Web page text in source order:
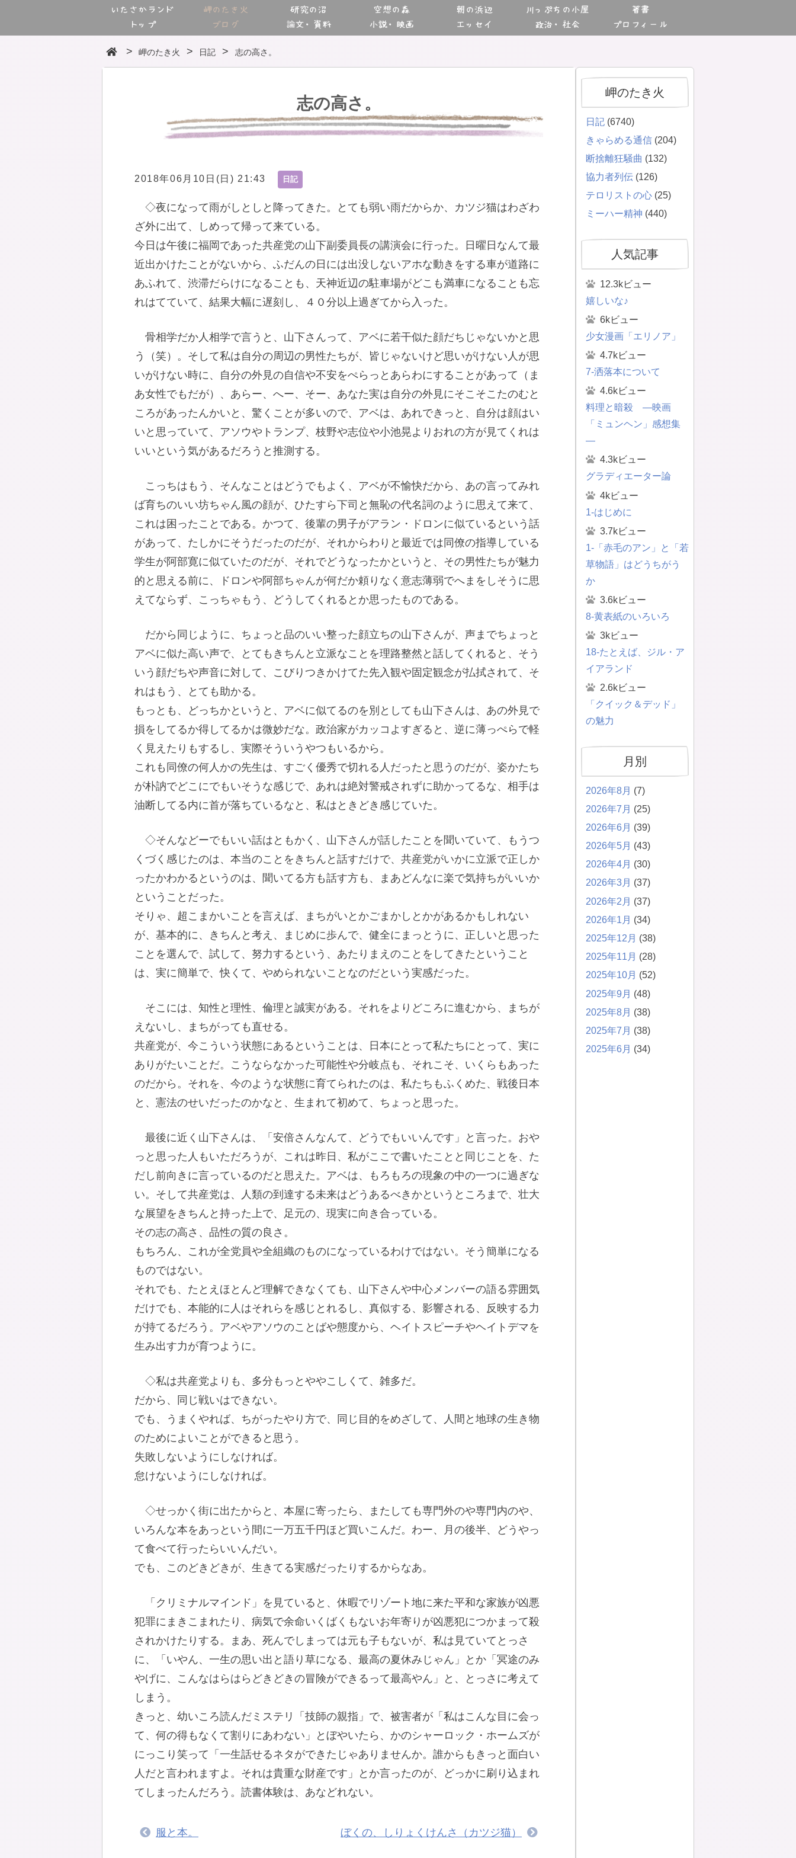
いたさかランド
トップ
岬のたき火
ブログ
研究の沼
論文・資料
空想の森
小説・映画
朝の浜辺
エッセイ
川っぷちの小屋
政治・社会
著書
プロフィール
岬のたき火 日記 志の高さ。
志の高さ。
2018年06月10日(日) 21:43 日記
◇夜になって雨がしとしと降ってきた。とても弱い雨だからか、カツジ猫はわざわ
ざ外に出て、しめって帰って来ている。
今日は午後に福岡であった共産党の山下副委員長の講演会に行った。日曜日なんて最
近出かけたことがないから、ふだんの日には出没しないアホな動きをする車が道路に
あふれて、渋滞だらけになることも、天神近辺の駐車場がどこも満車になることも忘
れはてていて、結果大幅に遅刻し、４０分以上過ぎてから入った。
骨相学だか人相学で言うと、山下さんって、アベに若干似た顔だちじゃないかと思
う（笑）。そして私は自分の周辺の男性たちが、皆じゃないけど思いがけない人が思
いがけない時に、自分の外見の自信や不安をぺらっとあらわにすることがあって（ま
あ女性でもだが）、あらー、へー、そー、あなた実は自分の外見にそこそこたのむと
ころがあったんかいと、驚くことが多いので、アベは、あれできっと、自分は顔はい
いと思っていて、アソウやトランプ、枝野や志位や小池晃よりおれの方が見てくれは
いいという気があるだろうと推測する。
こっちはもう、そんなことはどうでもよく、アベが不愉快だから、あの言ってみれ
ば育ちのいい坊ちゃん風の顔が、ひたすら下司と無恥の代名詞のように思えて来て、
これは困ったことである。かつて、後輩の男子がアラン・ドロンに似ているという話
があって、たしかにそうだったのだが、それからわりと最近では同僚の指導している
学生が阿部寛に似ていたのだが、それでどうなったかというと、その男性たちが魅力
的と思える前に、ドロンや阿部ちゃんが何だか頼りなく意志薄弱でへまをしそうに思
えてならず、こっちゃもう、どうしてくれるとか思ったものである。
だから同じように、ちょっと品のいい整った顔立ちの山下さんが、声までちょっと
アベに似た高い声で、とてもきちんと立派なことを理路整然と話してくれると、そう
いう顔だちや声音に対して、こびりつきかけてた先入観や固定観念が払拭されて、そ
れはもう、とても助かる。
もっとも、どっちかというと、アベに似てるのを別としても山下さんは、あの外見で
損をしてるか得してるかは微妙だな。政治家がカッコよすぎると、逆に薄っぺらで軽
く見えたりもするし、実際そういうやつもいるから。
これも同僚の何人かの先生は、すごく優秀で切れる人だったと思うのだが、姿かたち
が朴訥でどこにでもいそうな感じで、あれは絶対警戒されずに助かってるな、相手は
油断してる内に首が落ちているなと、私はときどき感じていた。
◇そんなどーでもいい話はともかく、山下さんが話したことを聞いていて、もうつ
くづく感じたのは、本当のことをきちんと話すだけで、共産党がいかに立派で正しか
ったかわかるというのは、聞いてる方も話す方も、まあどんなに楽で気持ちがいいか
ということだった。
そりゃ、超こまかいことを言えば、まちがいとかごまかしとかがあるかもしれない
が、基本的に、きちんと考え、まじめに歩んで、健全にまっとうに、正しいと思った
ことを選んで、試して、努力するという、あたりまえのことをしてきたということ
は、実に簡単で、快くて、やめられないことなのだという実感だった。
そこには、知性と理性、倫理と誠実がある。それをよりどころに進むから、まちが
えないし、まちがっても直せる。
共産党が、今こういう状態にあるということは、日本にとって私たちにとって、実に
ありがたいことだ。こうならなかった可能性や分岐点も、それこそ、いくらもあった
のだから。それを、今のような状態に育てられたのは、私たちもふくめた、戦後日本
と、憲法のせいだったのかなと、生まれて初めて、ちょっと思った。
最後に近く山下さんは、「安倍さんなんて、どうでもいいんです」と言った。おや
っと思った人もいただろうが、これは昨日、私がここで書いたことと同じことを、た
だし前向きに言っているのだと思えた。アベは、もろもろの現象の中の一つに過ぎな
い。そして共産党は、人類の到達する未来はどうあるべきかというところまで、壮大
な展望をきちんと持った上で、足元の、現実に向き合っている。
その志の高さ、品性の質の良さ。
もちろん、これが全党員や全組織のものになっているわけではない。そう簡単になる
ものではない。
それでも、たとえほとんど理解できなくても、山下さんや中心メンバーの語る雰囲気
だけでも、本能的に人はそれらを感じとれるし、真似する、影響される、反映する力
が持てるだろう。アベやアソウのことばや態度から、ヘイトスピーチやヘイトデマを
生み出す力が育つように。
◇私は共産党よりも、多分もっとややこしくて、雑多だ。
だから、同じ戦いはできない。
でも、うまくやれば、ちがったやり方で、同じ目的をめざして、人間と地球の生き物
のためによいことができると思う。
失敗しないようにしなければ。
怠けないようにしなければ。
◇せっかく街に出たからと、本屋に寄ったら、またしても専門外のや専門内のや、
いろんな本をあっという間に一万五千円ほど買いこんだ。わー、月の後半、どうやっ
て食べて行ったらいいんだい。
でも、このどきどきが、生きてる実感だったりするからなあ。
「クリミナルマインド」を見ていると、休暇でリゾート地に来た平和な家族が凶悪
犯罪にまきこまれたり、病気で余命いくばくもないお年寄りが凶悪犯につかまって殺
されかけたりする。まあ、死んでしまっては元も子もないが、私は見ていてとっさ
に、「いやん、一生の思い出と語り草になる、最高の夏休みじゃん」とか「冥途のみ
やげに、こんなはらはらどきどきの冒険ができるって最高やん」と、とっさに考えて
しまう。
きっと、幼いころ読んだミステリ「技師の親指」で、被害者が「私はこんな目に会っ
て、何の得もなくて割りにあわない」とぼやいたら、かのシャーロック・ホームズが
にっこり笑って「一生話せるネタができたじゃありませんか。誰からもきっと面白い
人だと言われますよ。それは貴重な財産です」とか言ったのが、どっかに刷り込まれ
てしまったんだろう。読書体験は、あなどれない。
服と本。 ぼくの、しりょくけんさ（カツジ猫）
岬のたき火
日記 (6740)
きゃらめる通信 (204)
断捨離狂騒曲 (132)
協力者列伝 (126)
テロリストの心 (25)
ミーハー精神 (440)
人気記事
12.3kビュー
嬉しいな♪
6kビュー
少女漫画「エリノア」
4.7kビュー
7-洒落本について
4.6kビュー
料理と暗殺 ―映画
「ミュンヘン」感想集
―
4.3kビュー
グラディエーター論
4kビュー
1-はじめに
3.7kビュー
1-「赤毛のアン」と「若
草物語」はどうちがう
か
3.6kビュー
8-黄表紙のいろいろ
3kビュー
18-たとえば、ジル・ア
イアランド
2.6kビュー
「クイック＆デッド」
の魅力
月別
2026年8月 (7)
2026年7月 (25)
2026年6月 (39)
2026年5月 (43)
2026年4月 (30)
2026年3月 (37)
2026年2月 (37)
2026年1月 (34)
2025年12月 (38)
2025年11月 (28)
2025年10月 (52)
2025年9月 (48)
2025年8月 (38)
2025年7月 (38)
2025年6月 (34)